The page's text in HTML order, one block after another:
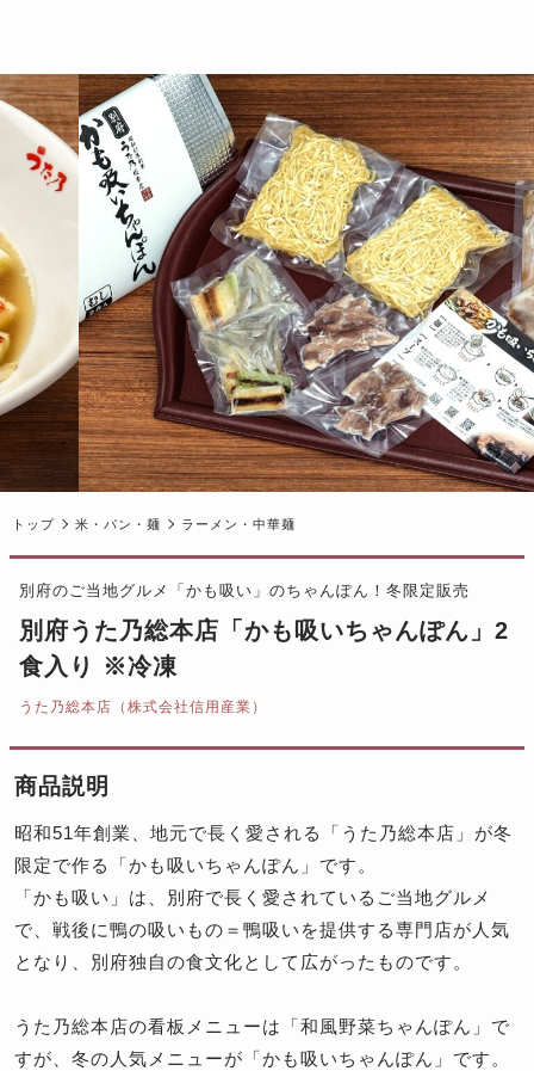
トップ 米・パン・麺 ラーメン・中華麺
別府のご当地グルメ「かも吸い」のちゃんぽん！冬限定販売
別府うた乃総本店「かも吸いちゃんぽん」2
食入り ※冷凍
うた乃総本店（株式会社信用産業）
商品説明
昭和51年創業、地元で長く愛される「うた乃総本店」が冬
限定で作る「かも吸いちゃんぽん」です。
「かも吸い」は、別府で長く愛されているご当地グルメ
で、戦後に鴨の吸いもの＝鴨吸いを提供する専門店が人気
となり、別府独自の食文化として広がったものです。
うた乃総本店の看板メニューは「和風野菜ちゃんぽん」で
すが、冬の人気メニューが「かも吸いちゃんぽん」です。